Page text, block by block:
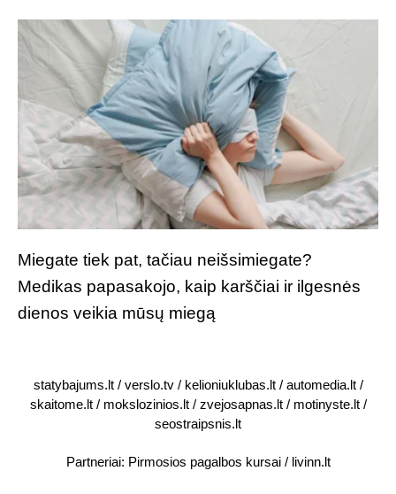
Miegate tiek pat, tačiau neišsimiegate?
Medikas papasakojo, kaip karščiai ir ilgesnės
dienos veikia mūsų miegą
statybajums.lt/ verslo.tv/ kelioniuklubas.lt/ automedia.lt/
skaitome.lt/ mokslozinios.lt/ zvejosapnas.lt/ motinyste.lt/
seostraipsnis.lt
Partneriai: Pirmosios pagalbos kursai/ livinn.lt